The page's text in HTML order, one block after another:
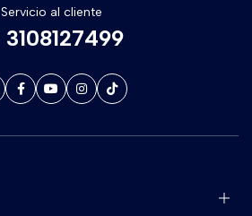
Servicio al cliente
3108127499